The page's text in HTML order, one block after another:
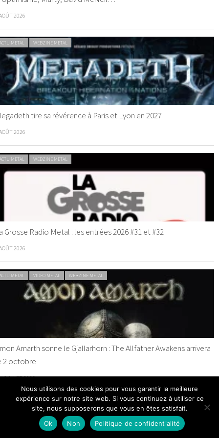
2026
METAL WEBZINE METAL
tire sa révérence à Paris et Lyon en 2027
2026
METAL WEBZINE METAL
Grosse Radio Metal : les entrées 2026 #31 et #32
2026
METAL VIDEO METAL WEBZINE METAL
Amarth sonne le Gjallarhorn : The Allfather Awakens arrivera
2 octobre
JUILLET 2026
WEBZINE METAL
Nous utilisons des cookies pour vous garantir la meilleure
expérience sur notre site web. Si vous continuez à utiliser ce
site, nous supposerons que vous en êtes satisfait.
Ok
Non Politique de confidentialité